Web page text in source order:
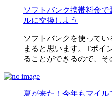
ソフトバンク携帯料金
ルに交換しよう
ソフトバンクを使って
まると思います。Tポイ
ることができるので、そ
夏が来た！今年もマイル